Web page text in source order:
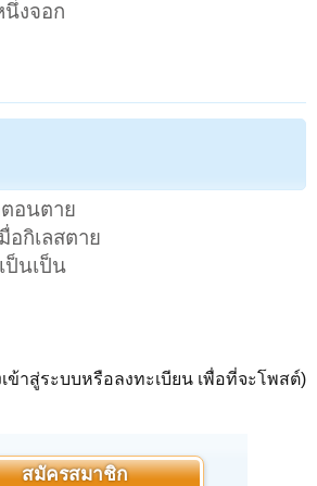
งจอก
อนตาย
อกิเลสตาย
ป็นเป็น
ข้าสู่ระบบหรือลงทะเบียน เพื่อที่จะโพสต์)
สมัครสมาชิก